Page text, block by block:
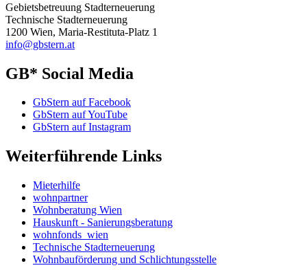
Gebietsbetreuung Stadterneuerung
Technische Stadterneuerung
1200 Wien, Maria-Restituta-Platz 1
info@gbstern.at
GB* Social Media
GbStern auf Facebook
GbStern auf YouTube
GbStern auf Instagram
Weiterführende Links
Mieterhilfe
wohnpartner
Wohnberatung Wien
Hauskunft - Sanierungsberatung
wohnfonds_wien
Technische Stadterneuerung
Wohnbauförderung und Schlichtungsstelle